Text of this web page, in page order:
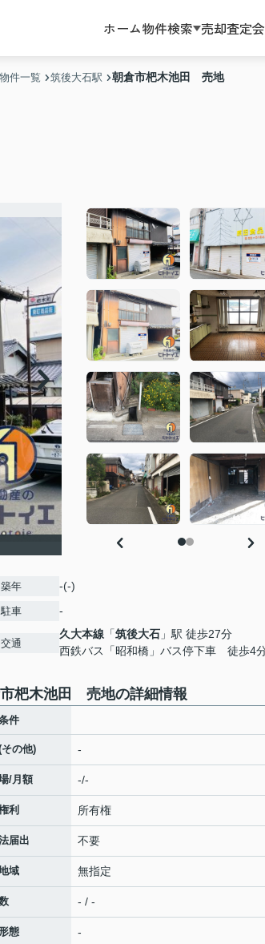
ホーム物件検索 売却査定
件一覧 筑後大石駅 朝倉市杷木池田 売地
築年 -(-)
駐車 -
交通
久大本線 「筑後大石 」駅 徒歩27分
西鉄バス「昭和橋」バス停下車 徒歩4
杷木池田 売地の詳細情報
件
の他) -
/月額 -/-
利 所有権
届出 不要
域 無指定
- / -
態 -